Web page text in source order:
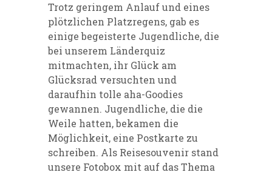
Trotz geringem Anlauf und eines
plötzlichen Platzregens, gab es
einige begeisterte Jugendliche, die
bei unserem Länderquiz
mitmachten, ihr Glück am
Glücksrad versuchten und
daraufhin tolle aha-Goodies
gewannen. Jugendliche, die die
Weile hatten, bekamen die
Möglichkeit, eine Postkarte zu
schreiben. Als Reisesouvenir stand
unsere Fotobox mit auf das Thema